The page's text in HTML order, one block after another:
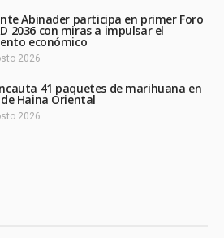
Abinader participa en primer Foro
2036 con miras a impulsar el
económico
2026
41 paquetes de marihuana en
Haina Oriental
2026